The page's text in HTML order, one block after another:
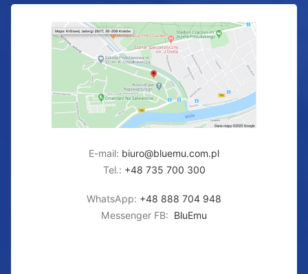
E-mail: biuro@bluemu.com.pl
Tel.: +48 735 700 300
WhatsApp: +48 888 704 948
Messenger FB: BluEmu